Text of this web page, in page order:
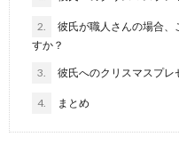
2.
彼氏が職人さんの場合
すか？
3. 彼氏へのクリスマスプレ
4. まとめ